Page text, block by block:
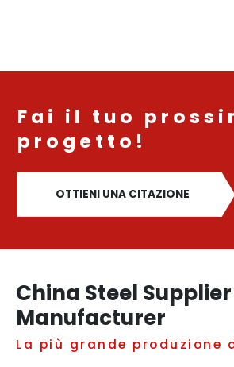
Fai il tuo
progetto!
OTTIENI UNA CITAZIONE
China Steel
Manufacturer
La più grande produzione